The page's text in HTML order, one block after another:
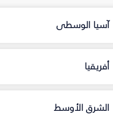
آسيا الوسطى
أفريقيا
الشرق الأوسط